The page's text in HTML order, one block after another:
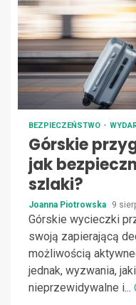
BEZPIECZEŃSTWO
Górskie
jak
szlaki?
Joanna Piotrowska 9
Górskie wycieczki
swoją zapierającą
możliwością
jednak, wyzwania,
nieprzewidywalne i...